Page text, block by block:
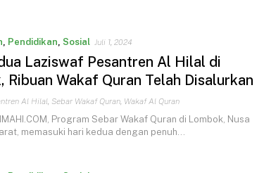
, Pendidikan, Sosial Juli 1, 2024
Laziswaf Pesantren Al Hilal di
Ribuan Wakaf Quran Telah Disalurkan
Al Hilal, Sebar Wakaf Quran, Wakaf Al Quran
Program Sebar Wakaf Quran di Lombok, Nusa
memasuki hari kedua dengan penuh…